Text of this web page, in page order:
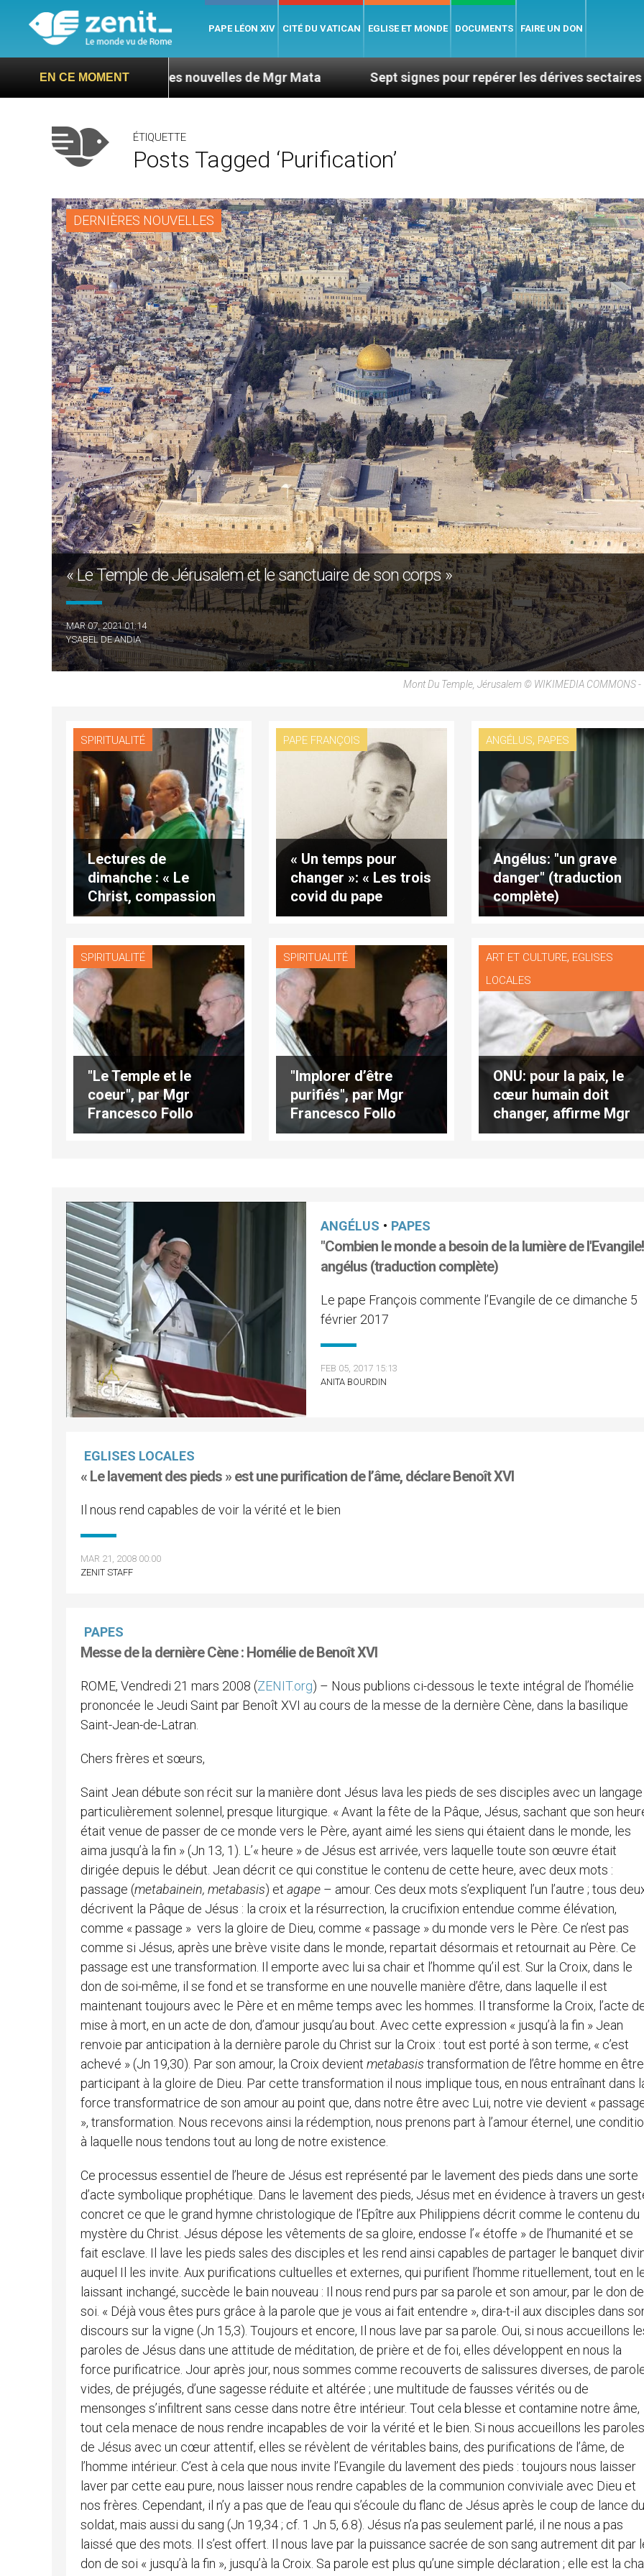
PAPE LÉON XIV CITÉ DU VATICAN EGLISE ET MONDE DOCUMENTS FAIRE UN DON
EN CE MOMENT
exige des nouvelles de Mgr Mata Sept signes pour repérer les dérives sectaires du coaching
ÉTIQUETTE
Posts Tagged ‘purification’
DERNIÈRES NOUVELLES
« Le Temple de Jérusalem et le sanctuaire de son corps »
MAR 07, 2021 01:14
YSABEL DE ANDIA
Mont Du Temple, Jérusalem © WIKIMEDIA COMMONS
SPIRITUALITÉ
Lectures de
dimanche : « Le
Christ, compassion
de Dieu »
PAPE FRANÇOIS
« Un temps pour
changer »: « Les trois
covid du pape
François »
ANGÉLUS, PAPES
Angélus: "un grave
danger" (traduction
complète)
SPIRITUALITÉ
"Le Temple et le
coeur", par Mgr
Francesco Follo
SPIRITUALITÉ
"Implorer d’être
purifiés", par Mgr
Francesco Follo
ART ET CULTURE, EGLISES
LOCALES
ONU: pour la paix, le
cœur humain doit
changer, affirme Mgr
Jurkovic
ANGÉLUS • PAPES
"Combien le monde a besoin de la lumière de
angélus (traduction complète)
Le pape François commente l’Evangile de ce dimanche 5
février 2017
FEB 05, 2017 15:13
ANITA BOURDIN
EGLISES LOCALES
« Le lavement des pieds » est une purification de l’âme, déclare Benoît XVI
Il nous rend capables de voir la vérité et le bien
MAR 21, 2008 00:00
ZENIT STAFF
PAPES
Messe de la dernière Cène : Homélie de Benoît XVI
ROME, Vendredi 21 mars 2008 (ZENIT.org) – Nous publions ci-dessous le texte intégral de l’homélie
prononcée le Jeudi Saint par Benoît XVI au cours de la messe de la dernière Cène, dans la basilique
Saint-Jean-de-Latran.
Chers frères et sœurs,
Saint Jean débute son récit sur la manière dont Jésus lava les pieds de ses disciples avec un langage
particulièrement solennel, presque liturgique. « Avant la fête de la Pâque, Jésus, sachant que son
était venue de passer de ce monde vers le Père, ayant aimé les siens qui étaient dans le monde, les
aima jusqu’à la fin » (Jn 13, 1). L’« heure » de Jésus est arrivée, vers laquelle toute son œuvre était
dirigée depuis le début. Jean décrit ce qui constitue le contenu de cette heure, avec deux mots :
passage (metabainein, metabasis) et agape – amour. Ces deux mots s’expliquent l’un l’autre ; tous
décrivent la Pâque de Jésus : la croix et la résurrection, la crucifixion entendue comme élévation,
comme « passage » vers la gloire de Dieu, comme « passage » du monde vers le Père. Ce n’est pas
comme si Jésus, après une brève visite dans le monde, repartait désormais et retournait au Père. Ce
passage est une transformation. Il emporte avec lui sa chair et l’homme qu’il est. Sur la Croix, dans le
don de soi-même, il se fond et se transforme en une nouvelle manière d’être, dans laquelle il est
maintenant toujours avec le Père et en même temps avec les hommes. Il transforme la Croix, l’acte
mise à mort, en un acte de don, d’amour jusqu’au bout. Avec cette expression « jusqu’à la fin » Jean
renvoie par anticipation à la dernière parole du Christ sur la Croix : tout est porté à son terme, « c’est
achevé » (Jn 19,30). Par son amour, la Croix devient metabasis transformation de l’être homme en être
participant à la gloire de Dieu. Par cette transformation il nous implique tous, en nous entraînant dans
force transformatrice de son amour au point que, dans notre être avec Lui, notre vie devient «
», transformation. Nous recevons ainsi la rédemption, nous prenons part à l’amour éternel, une
à laquelle nous tendons tout au long de notre existence.
Ce processus essentiel de l’heure de Jésus est représenté par le lavement des pieds dans une sorte
d’acte symbolique prophétique. Dans le lavement des pieds, Jésus met en évidence à travers un
concret ce que le grand hymne christologique de l’Epître aux Philippiens décrit comme le contenu du
mystère du Christ. Jésus dépose les vêtements de sa gloire, endosse l’« étoffe » de l’humanité et se
fait esclave. Il lave les pieds sales des disciples et les rend ainsi capables de partager le banquet
auquel Il les invite. Aux purifications cultuelles et externes, qui purifient l’homme rituellement, tout en
laissant inchangé, succède le bain nouveau : Il nous rend purs par sa parole et son amour, par le don de
soi. « Déjà vous êtes purs grâce à la parole que je vous ai fait entendre », dira-t-il aux disciples dans
discours sur la vigne (Jn 15,3). Toujours et encore, Il nous lave par sa parole. Oui, si nous accueillons
paroles de Jésus dans une attitude de méditation, de prière et de foi, elles développent en nous la
force purificatrice. Jour après jour, nous sommes comme recouverts de salissures diverses, de
vides, de préjugés, d’une sagesse réduite et altérée ; une multitude de fausses vérités ou de
mensonges s’infiltrent sans cesse dans notre être intérieur. Tout cela blesse et contamine notre âme,
tout cela menace de nous rendre incapables de voir la vérité et le bien. Si nous accueillons les paroles
de Jésus avec un cœur attentif, elles se révèlent de véritables bains, des purifications de l’âme, de
l’homme intérieur. C’est à cela que nous invite l’Evangile du lavement des pieds : toujours nous laisser
laver par cette eau pure, nous laisser nous rendre capables de la communion conviviale avec Dieu et
nos frères. Cependant, il n’y a pas que de l’eau qui s’écoule du flanc de Jésus après le coup de lance du
soldat, mais aussi du sang (Jn 19,34 ; cf. 1 Jn 5, 6.8). Jésus n’a pas seulement parlé, il ne nous a pas
laissé que des mots. Il s’est offert. Il nous lave par la puissance sacrée de son sang autrement dit par
don de soi « jusqu’à la fin », jusqu’à la Croix. Sa parole est plus qu’une simple déclaration ; elle est la